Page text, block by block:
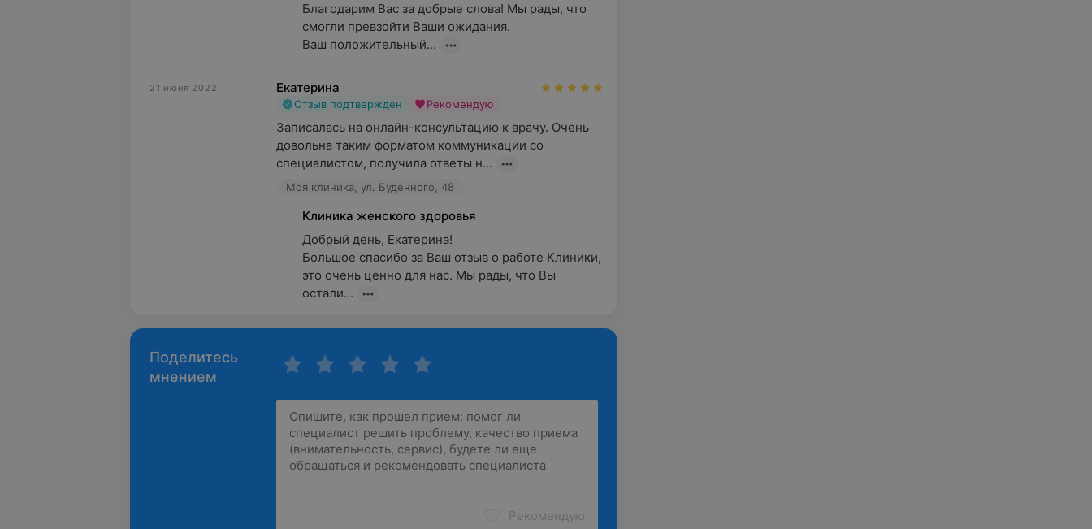
Благодарим Вас за добрые слова! Мы рады, что
смогли превзойти Ваши ожидания.
Ваш положительный...
21 июня 2022 Екатерина
Отзыв подтвержден Рекомендую
Записалась на онлайн-консультацию к врачу. Очень
довольна таким форматом коммуникации со
специалистом, получила ответы н...
Моя клиника, ул. Буденного, 48
Клиника женского здоровья
Добрый день, Екатерина!
Большое спасибо за Ваш отзыв о работе Клиники,
это очень ценно для нас. Мы рады, что Вы
остали...
Поделитесь
мнением
Рекомендую